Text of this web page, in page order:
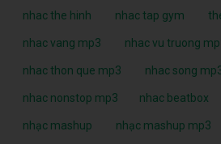
nhac the hinh nhac tap gym
nhac vang mp3 nhac vu truong
nhac thon que mp3 nhac song
nhac nonstop mp3 nhac beatbox
nhạc mashup nhạc mashup mp3